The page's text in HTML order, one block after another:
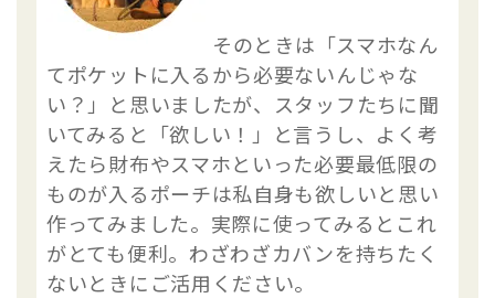
そのときは「スマホなん
てポケットに入るから必要ないんじゃな
い？」と思いましたが、スタッフたちに聞
いてみると「欲しい！」と言うし、よく考
えたら財布やスマホといった必要最低限の
ものが入るポーチは私自身も欲しいと思い
作ってみました。実際に使ってみるとこれ
がとても便利。わざわざカバンを持ちたく
ないときにご活用ください。